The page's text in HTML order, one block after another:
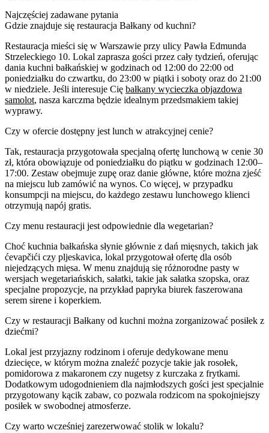
Najczęściej zadawane pytania
Gdzie znajduje się restauracja Bałkany od kuchni?
Restauracja mieści się w Warszawie przy ulicy Pawła Edmunda
Strzeleckiego 10. Lokal zaprasza gości przez cały tydzień, oferując
dania kuchni bałkańskiej w godzinach od 12:00 do 22:00 od
poniedziałku do czwartku, do 23:00 w piątki i soboty oraz do 21:00
w niedziele. Jeśli interesuje Cię bałkany wycieczka objazdowa
samolot, nasza karczma będzie idealnym przedsmakiem takiej
wyprawy.
Czy w ofercie dostępny jest lunch w atrakcyjnej cenie?
Tak, restauracja przygotowała specjalną ofertę lunchową w cenie 30
zł, która obowiązuje od poniedziałku do piątku w godzinach 12:00–
17:00. Zestaw obejmuje zupę oraz danie główne, które można zjeść
na miejscu lub zamówić na wynos. Co więcej, w przypadku
konsumpcji na miejscu, do każdego zestawu lunchowego klienci
otrzymują napój gratis.
Czy menu restauracji jest odpowiednie dla wegetarian?
Choć kuchnia bałkańska słynie głównie z dań mięsnych, takich jak
ćevapčići czy pljeskavica, lokal przygotował ofertę dla osób
niejedzących mięsa. W menu znajdują się różnorodne pasty w
wersjach wegetariańskich, sałatki, takie jak sałatka szopska, oraz
specjalne propozycje, na przykład papryka biurek faszerowana
serem sirene i koperkiem.
Czy w restauracji Bałkany od kuchni można zorganizować posiłek z
dziećmi?
Lokal jest przyjazny rodzinom i oferuje dedykowane menu
dziecięce, w którym można znaleźć pozycje takie jak rosołek,
pomidorowa z makaronem czy nugetsy z kurczaka z frytkami.
Dodatkowym udogodnieniem dla najmłodszych gości jest specjalnie
przygotowany kącik zabaw, co pozwala rodzicom na spokojniejszy
posiłek w swobodnej atmosferze.
Czy warto wcześniej zarezerwować stolik w lokalu?